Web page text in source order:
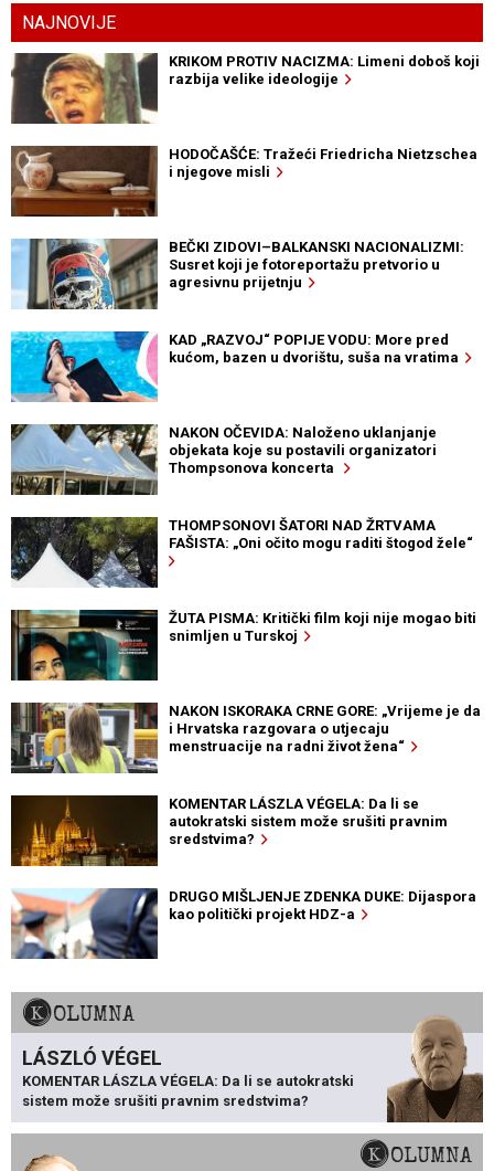
NAJNOVIJE
KRIKOM PROTIV NACIZMA: Limeni doboš koji
razbija velike ideologije
HODOČAŠĆE: Tražeći Friedricha Nietzschea
i njegove misli
BEČKI ZIDOVI–BALKANSKI NACIONALIZMI:
Susret koji je fotoreportažu pretvorio u
agresivnu prijetnju
KAD „RAZVOJ“ POPIJE VODU: More pred
kućom, bazen u dvorištu, suša na vratima
NAKON OČEVIDA: Naloženo uklanjanje
objekata koje su postavili organizatori
Thompsonova koncerta
THOMPSONOVI ŠATORI NAD ŽRTVAMA
FAŠISTA: „Oni očito mogu raditi štogod žele“
ŽUTA PISMA: Kritički film koji nije mogao biti
snimljen u Turskoj
NAKON ISKORAKA CRNE GORE: „Vrijeme je da
i Hrvatska razgovara o utjecaju
menstruacije na radni život žena“
KOMENTAR LÁSZLA VÉGELA: Da li se
autokratski sistem može srušiti pravnim
sredstvima?
DRUGO MIŠLJENJE ZDENKA DUKE: Dijaspora
kao politički projekt HDZ-a
KOLUMNA
LÁSZLÓ VÉGEL
KOMENTAR LÁSZLA VÉGELA: Da li se autokratski
sistem može srušiti pravnim sredstvima?
KOLUMNA